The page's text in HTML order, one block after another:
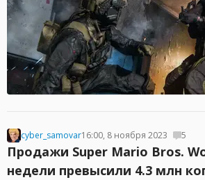
cyber_samovar16:00, 8 ноября 2023 5
Продажи Super Mario Bros.
недели превысили 4.3 млн